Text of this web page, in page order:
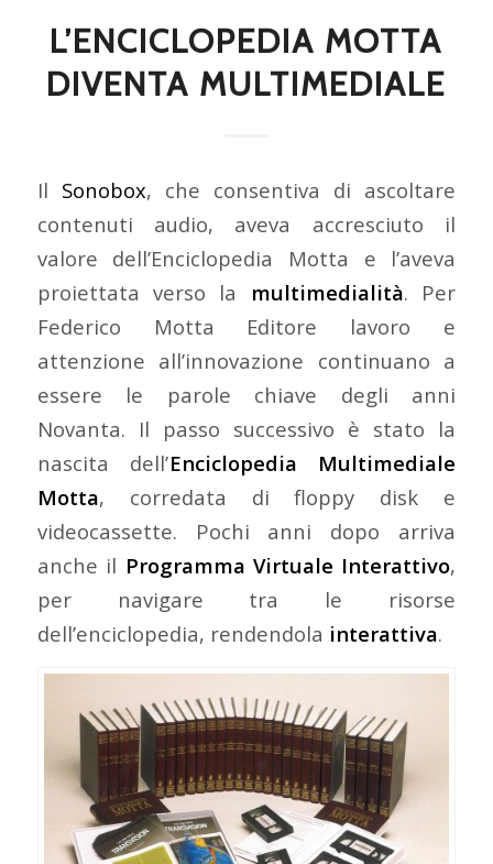
L’ENCICLOPEDIA MOTTA
DIVENTA MULTIMEDIALE
Il Sonobox, che consentiva di ascoltare
contenuti audio, aveva accresciuto il
valore dell’Enciclopedia Motta e l’aveva
proiettata verso la multimedialità. Per
Federico Motta Editore lavoro e
attenzione all’innovazione continuano a
essere le parole chiave degli anni
Novanta. Il passo successivo è stato la
nascita dell’Enciclopedia Multimediale
Motta, corredata di floppy disk e
videocassette. Pochi anni dopo arriva
anche il Programma Virtuale Interattivo,
per navigare tra le risorse
dell’enciclopedia, rendendola interattiva.